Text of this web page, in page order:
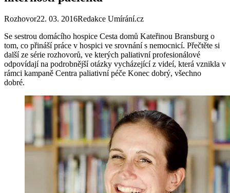
Rozhovor22. 03. 2016Redakce Umírání.cz
Se sestrou domácího hospice Cesta domů Kateřinou Bransburg o
tom, co přináší práce v hospici ve srovnání s nemocnicí. Přečtěte si
další ze série rozhovorů, ve kterých paliativní profesionálové
odpovídají na podrobnější otázky vycházející z videí, která vznikla v
rámci kampaně Centra paliativní péče Konec dobrý, všechno
dobré.